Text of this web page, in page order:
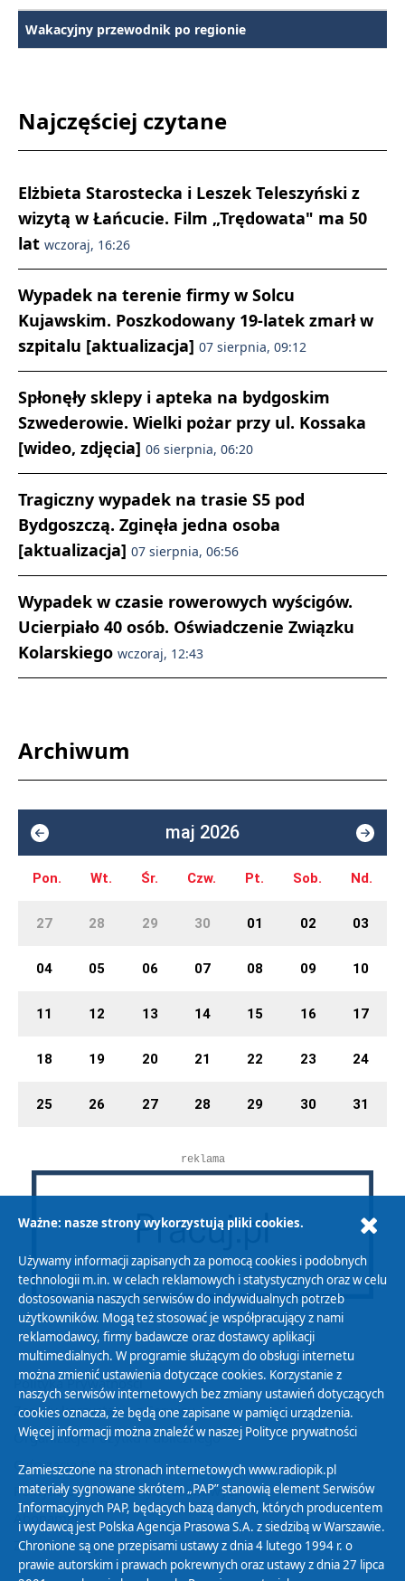
Wakacyjny przewodnik po regionie
Najczęściej czytane
Elżbieta Starostecka i Leszek Teleszyński z
wizytą w Łańcucie. Film „Trędowata" ma 50
lat wczoraj, 16:26
Wypadek na terenie firmy w Solcu
Kujawskim. Poszkodowany 19-latek zmarł w
szpitalu [aktualizacja] 07 sierpnia, 09:12
Spłonęły sklepy i apteka na bydgoskim
Szwederowie. Wielki pożar przy ul. Kossaka
[wideo, zdjęcia] 06 sierpnia, 06:20
Tragiczny wypadek na trasie S5 pod
Bydgoszczą. Zginęła jedna osoba
[aktualizacja] 07 sierpnia, 06:56
Wypadek w czasie rowerowych wyścigów.
Ucierpiało 40 osób. Oświadczenie Związku
Kolarskiego wczoraj, 12:43
Archiwum
maj 2026
Pon. Wt. Śr. Czw. Pt. Sob. Nd.
27 28 29 30 01 02 03
04 05 06 07 08 09 10
11 12 13 14 15 16 17
18 19 20 21 22 23 24
25 26 27 28 29 30 31
reklama
Polityka Prywatności
Zasady korzystania z Serwisu
Organizacje Pożytku Publicznego
Cyfryzacja DAB+
Polityka ochrony danych osobowych
Abonament
Zamówienia publiczne
Ważne: nasze strony wykorzystują pliki cookies.
Używamy informacji zapisanych za pomocą cookies i podobnych
technologii m.in. w celach reklamowych i statystycznych oraz w celu
dostosowania naszych serwisów do indywidualnych potrzeb
użytkowników. Mogą też stosować je współpracujący z nami
reklamodawcy, firmy badawcze oraz dostawcy aplikacji
multimedialnych. W programie służącym do obsługi internetu
można zmienić ustawienia dotyczące cookies. Korzystanie z
naszych serwisów internetowych bez zmiany ustawień dotyczących
cookies oznacza, że będą one zapisane w pamięci urządzenia.
Więcej informacji można znaleźć w naszej Polityce prywatności
Zamieszczone na stronach internetowych www.radiopik.pl
materiały sygnowane skrótem „PAP” stanowią element Serwisów
Informacyjnych PAP, będących bazą danych, których producentem
i wydawcą jest Polska Agencja Prasowa S.A. z siedzibą w Warszawie.
Chronione są one przepisami ustawy z dnia 4 lutego 1994 r. o
prawie autorskim i prawach pokrewnych oraz ustawy z dnia 27 lipca